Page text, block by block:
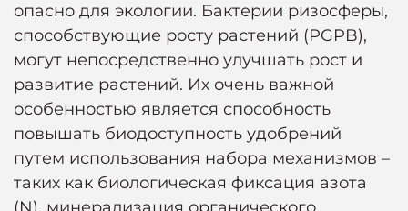
опасно для экологии. Бактерии ризосферы,
способствующие росту растений (PGPB),
могут непосредственно улучшать рост и
развитие растений. Их очень важной
особенностью является способность
повышать биодоступность удобрений
путем использования набора механизмов –
таких как биологическая фиксация азота